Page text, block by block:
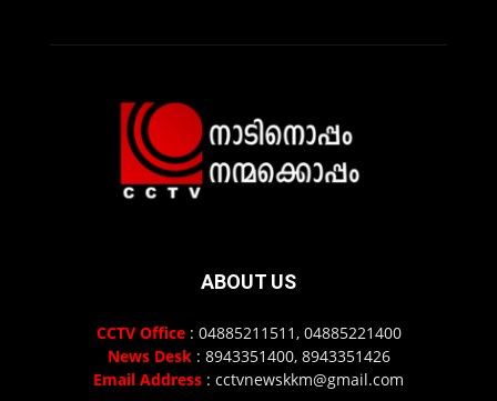
ABOUT US
CCTV Office: 04885211511, 04885221400
News Desk: 8943351400, 8943351426
Email Address : cctvnewskkm@gmail.com